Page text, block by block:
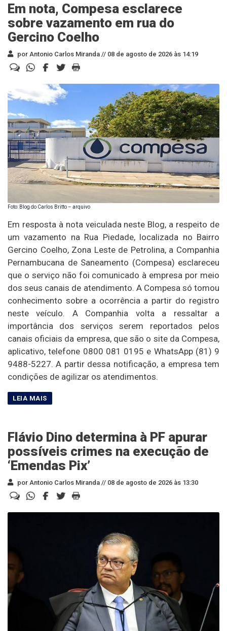
Em nota, Compesa esclarece
sobre vazamento em rua do
Gercino Coelho
por Antonio Carlos Miranda // 08 de agosto de 2026 às 14:19
Foto: Blog do Carlos Britto – arquivo
Em resposta à nota veiculada neste Blog, a respeito de
um vazamento na Rua Piedade, localizada no Bairro
Gercino Coelho, Zona Leste de Petrolina, a Companhia
Pernambucana de Saneamento (Compesa) esclareceu
que o serviço não foi comunicado à empresa por meio
dos seus canais de atendimento. A Compesa só tomou
conhecimento sobre a ocorrência a partir do registro
neste veículo. A Companhia volta a ressaltar a
importância dos serviços serem reportados pelos
canais oficiais da empresa, que são o site da Compesa,
aplicativo, telefone 0800 081 0195 e WhatsApp (81) 9
9488-5227. A partir dessa notificação, a empresa tem
condições de agilizar os atendimentos.
Flávio Dino determina à PF apurar
possíveis crimes na execução de
‘Emendas Pix’
por Antonio Carlos Miranda // 08 de agosto de 2026 às 13:30